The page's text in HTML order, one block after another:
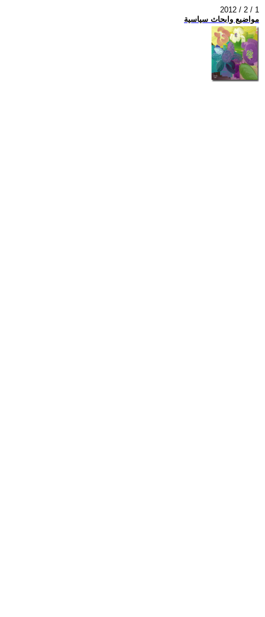
2012 / 2 / 1
مواضيع وابحاث سياسية